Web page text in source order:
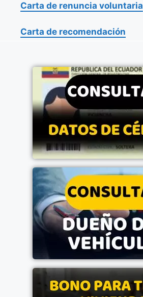
Carta de renuncia voluntaria
Carta de recomendación